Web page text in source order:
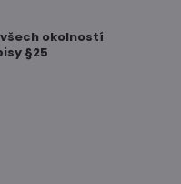
okolností
§25